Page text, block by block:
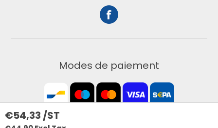
€54,33 /ST
Modes de paiement